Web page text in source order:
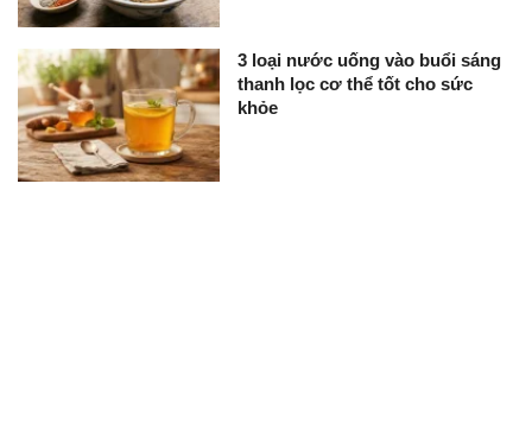
3 loại nước uống vào buổi sáng
thanh lọc cơ thể tốt cho sức
khỏe